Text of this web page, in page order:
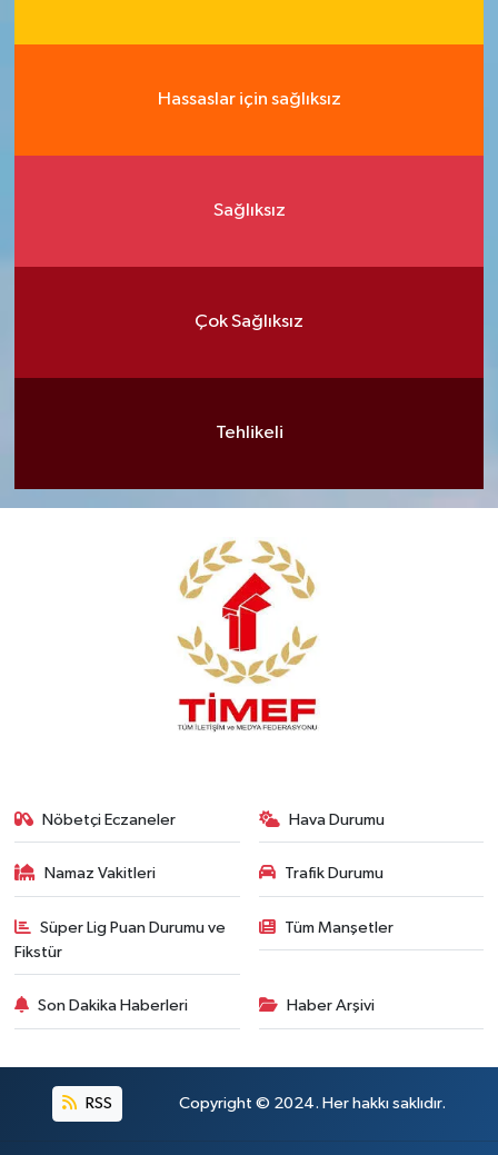
Hassaslar için sağlıksız
Sağlıksız
Çok Sağlıksız
Tehlikeli
Nöbetçi Eczaneler Hava Durumu
Namaz Vakitleri Trafik Durumu
Süper Lig Puan Durumu ve
Fikstür
Tüm Manşetler
Son Dakika Haberleri Haber Arşivi
RSS Copyright © 2024. Her hakkı saklıdır.